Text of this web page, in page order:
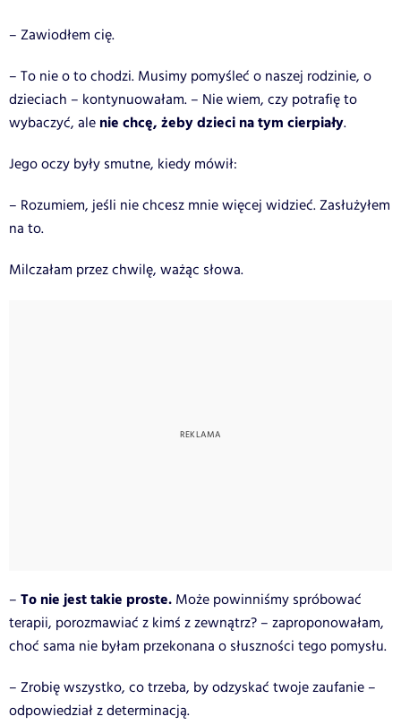
– Zawiodłem cię.
– To nie o to chodzi. Musimy pomyśleć o naszej rodzinie, o
dzieciach – kontynuowałam. – Nie wiem, czy potrafię to
wybaczyć, ale nie chcę, żeby dzieci na tym cierpiały.
Jego oczy były smutne, kiedy mówił:
– Rozumiem, jeśli nie chcesz mnie więcej widzieć. Zasłużyłem
na to.
Milczałam przez chwilę, ważąc słowa.
– To nie jest takie proste. Może powinniśmy spróbować
terapii, porozmawiać z kimś z zewnątrz? – zaproponowałam,
choć sama nie byłam przekonana o słuszności tego pomysłu.
– Zrobię wszystko, co trzeba, by odzyskać twoje zaufanie –
odpowiedział z determinacją.